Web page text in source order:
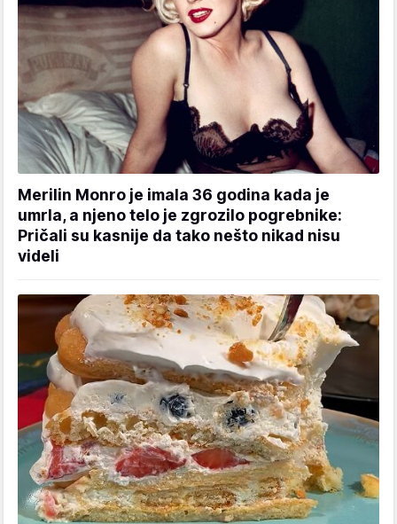
Merilin Monro je imala 36 godina kada je
umrla, a njeno telo je zgrozilo pogrebnike:
Pričali su kasnije da tako nešto nikad nisu
videli